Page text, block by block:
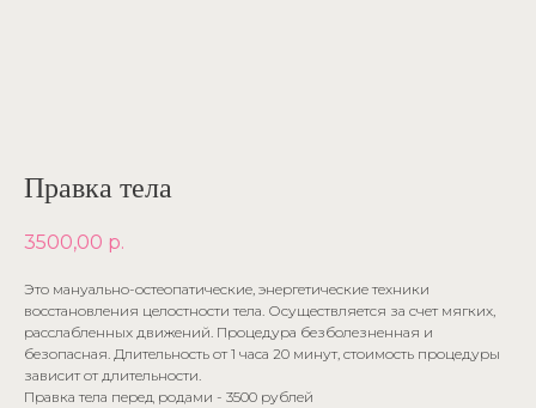
Правка тела
3500,00 р.
Это мануально-остеопатические, энергетические техники
восстановления целостности тела. Осуществляется за счет мягких,
расслабленных движений. Процедура безболезненная и
безопасная. Длительность от 1 часа 20 минут, стоимость процедуры
зависит от длительности.
Правка тела перед родами - 3500 рублей